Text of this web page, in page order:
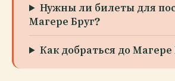
Нужны ли билеты для
Магере Бруг?
Как добраться до Магере